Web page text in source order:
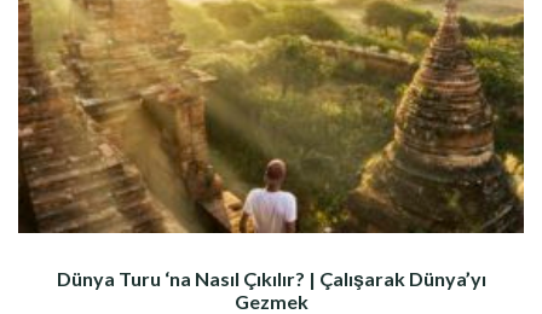
Dünya Turu ‘na Nasıl Çıkılır? | Çalışarak Dünya’yı
Gezmek